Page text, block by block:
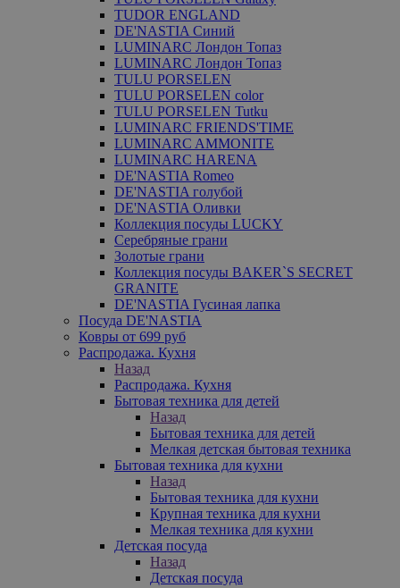
TUDOR ENGLAND
DE'NASTIA Синий
LUMINARC Лондон Топаз
LUMINARC Лондон Топаз
TULU PORSELEN
TULU PORSELEN color
TULU PORSELEN Tutku
LUMINARC FRIENDS'TIME
LUMINARC AMMONITE
LUMINARC HARENA
DE'NASTIA Romeo
DE'NASTIA голубой
DE'NASTIA Оливки
Коллекция посуды LUCKY
Серебряные грани
Золотые грани
Коллекция посуды BAKER`S SECRET
GRANITE
DE'NASTIA Гусиная лапка
Посуда DE'NASTIA
Ковры от 699 руб
Распродажа. Кухня
Назад
Распродажа. Кухня
Бытовая техника для детей
Назад
Бытовая техника для детей
Мелкая детская бытовая техника
Бытовая техника для кухни
Назад
Бытовая техника для кухни
Крупная техника для кухни
Мелкая техника для кухни
Детская посуда
Назад
Детская посуда